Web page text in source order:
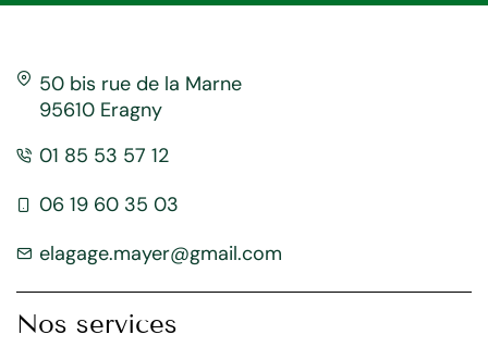
50 bis rue de la Marne
95610 Eragny
01 85 53 57 12
06 19 60 35 03
elagage.mayer@gmail.com
Nos services